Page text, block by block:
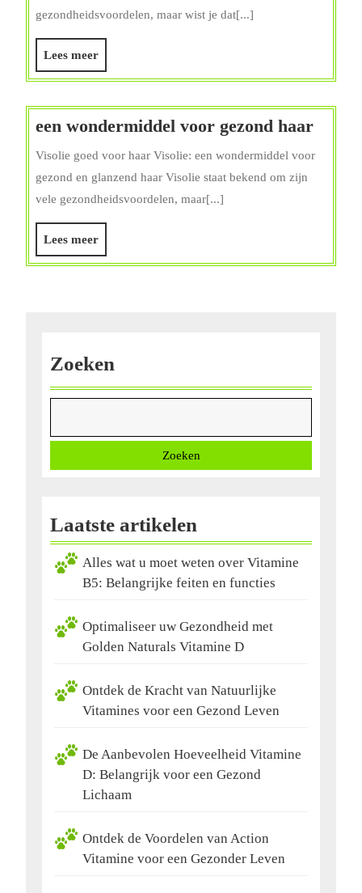
Glans
voor
Jouw
Lokken
gezondheidsvoordelen, maar wist je dat[...]
Lees meerLees
meer
een wondermiddel voor gezond haareen
Visolie goed voor haar Visolie: een wondermiddel voor
gezond en glanzend haar Visolie staat bekend om zijn
vele gezondheidsvoordelen, maar[...]
Lees meerLees
meer
Zoeken
Zoeken
Laatste artikelen
Alles wat u moet weten over Vitamine
B5: Belangrijke feiten en functies
Optimaliseer uw Gezondheid met
Golden Naturals Vitamine D
Ontdek de Kracht van Natuurlijke
Vitamines voor een Gezond Leven
De Aanbevolen Hoeveelheid Vitamine
D: Belangrijk voor een Gezond
Lichaam
Ontdek de Voordelen van Action
Vitamine voor een Gezonder Leven